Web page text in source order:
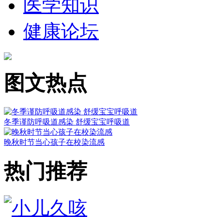
医学知识
健康论坛
图文热点
冬季谨防呼吸道感染 舒缓宝宝呼吸道
晚秋时节当心孩子在校染流感
热门推荐